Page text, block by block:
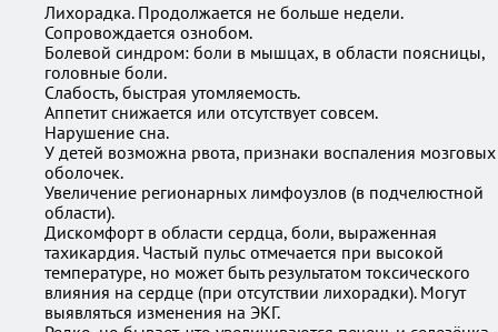
Лихорадка. Продолжается не больше недели.
Сопровождается ознобом.
Болевой синдром: боли в мышцах, в области поясницы,
головные боли.
Слабость, быстрая утомляемость.
Аппетит снижается или отсутствует совсем.
Нарушение сна.
У детей возможна рвота, признаки воспаления мозговых
оболочек.
Увеличение регионарных лимфоузлов (в подчелюстной
области).
Дискомфорт в области сердца, боли, выраженная
тахикардия. Частый пульс отмечается при высокой
температуре, но может быть результатом токсического
влияния на сердце (при отсутствии лихорадки). Могут
выявляться изменения на ЭКГ.